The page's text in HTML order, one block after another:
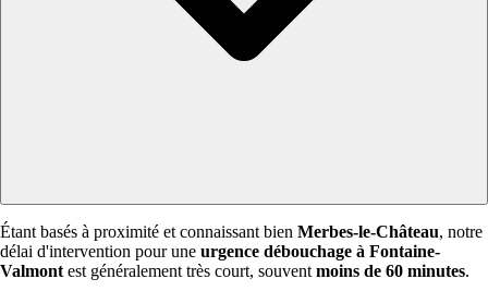
Étant basés à proximité et connaissant bien Merbes-le-Château, notre
délai d'intervention pour une urgence débouchage à Fontaine-
Valmont est généralement très court, souvent moins de 60 minutes.